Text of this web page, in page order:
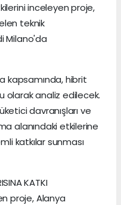
inceleyen proje,
teknik
Milano'da
kapsamında, hibrit
olarak analiz edilecek.
davranışları ve
alanındaki etkilerine
katkılar sunması
KATKI
proje, Alanya